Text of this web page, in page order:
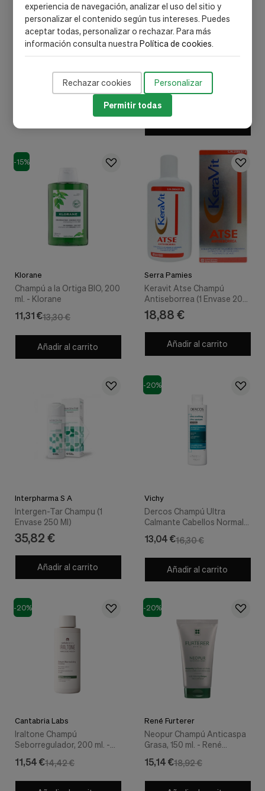
experiencia de navegación, analizar el uso del sitio y
personalizar el contenido según tus intereses. Puedes
aceptar todas, personalizar o rechazar. Para más
información consulta nuestraPolítica de cookies.
Rechazar cookies Personalizar
Permitir todas
Epigenetico Cabello Graso
(1 Envase 250 Ml)
21,31 €
-15%
Klorane
Champú a la Ortiga BIO, 200
ml. - Klorane
13,30 €
11,31 €
Añadir al carrito
Serra Pamies
Keravit Atse Champú
Antiseborrea (1 Envase 200
ml) - Serra Pamies
18,88 €
Añadir al carrito
Interpharma S A
Intergen-Tar Champu (1
Envase 250 Ml)
35,82 €
Añadir al carrito
-20%
Vichy
Dercos Champú Ultra
Calmante Cabellos Normal a
16,30 €
13,04 €
Añadir al carrito
-20%
Cantabria Labs
Iraltone Champú
Seborregulador, 200 ml. -
14,42 €
11,54 €
-20%
René Furterer
Neopur Champú Anticaspa
Grasa, 150 ml. - René
18,92 €
15,14 €